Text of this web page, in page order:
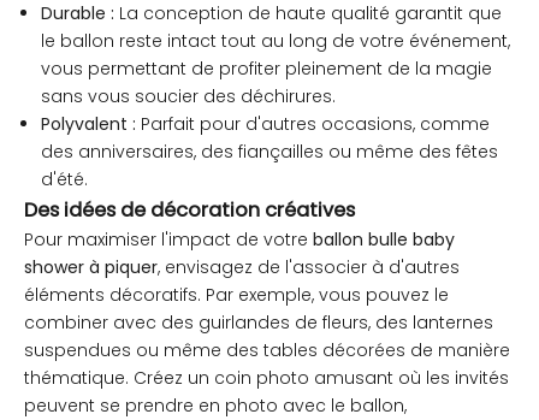
Durable : La conception de haute qualité garantit que
le ballon reste intact tout au long de votre événement,
vous permettant de profiter pleinement de la magie
sans vous soucier des déchirures.
Polyvalent : Parfait pour d'autres occasions, comme
des anniversaires, des fiançailles ou même des fêtes
d'été.
Des idées de décoration créatives
Pour maximiser l'impact de votre ballon bulle baby
shower à piquer, envisagez de l'associer à d'autres
éléments décoratifs. Par exemple, vous pouvez le
combiner avec des guirlandes de fleurs, des lanternes
suspendues ou même des tables décorées de manière
thématique. Créez un coin photo amusant où les invités
peuvent se prendre en photo avec le ballon,